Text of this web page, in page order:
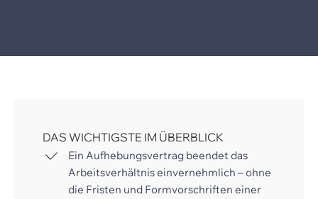
DAS WICHTIGSTE IM ÜBERBLICK
Ein Aufhebungsvertrag beendet das
Arbeitsverhältnis einvernehmlich – ohne
die Fristen und Formvorschriften einer